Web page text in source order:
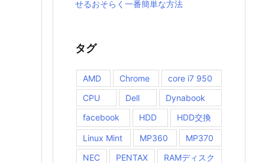
せるおそらく一番簡単な方法
タグ
AMD Chrome
core i7 950
CPU
Dell
Dynabook
facebook
HDD HDD交換
Linux Mint MP360
MP370
NEC
PENTAX RAMディスク